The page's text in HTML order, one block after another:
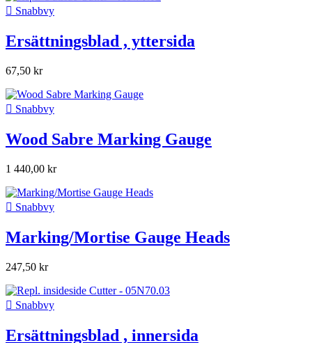
 Snabbvy
Ersättningsblad , yttersida
67,50 kr
 Snabbvy
Wood Sabre Marking Gauge
1 440,00 kr
 Snabbvy
Marking/Mortise Gauge Heads
247,50 kr
 Snabbvy
Ersättningsblad , innersida